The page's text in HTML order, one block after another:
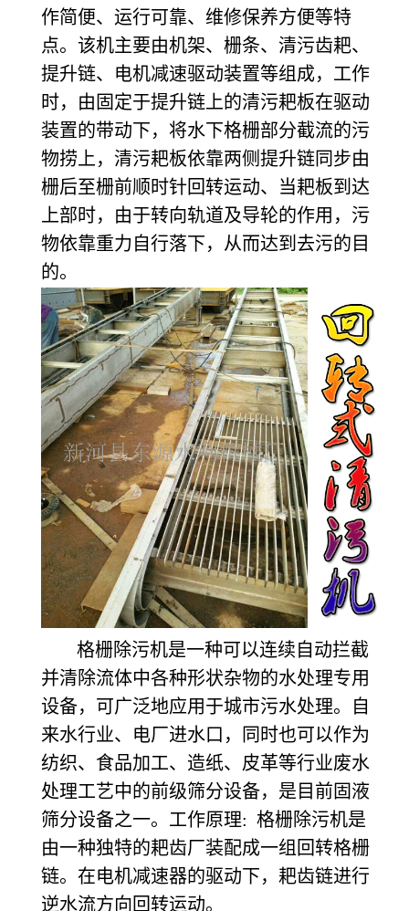
作简便、运行可靠、维修保养方便等特
点。 该机主要由机架、栅条、清污齿耙、
提升链、电机减速驱动装置等组成，工作
时，由固定于提升链上的清污耙板在驱动
装置的带动下，将水下格栅部分截流的污
物捞上，清污耙板依靠两侧提升链同步由
栅后至栅前顺时针回转运动、当耙板到达
上部时，由于转向轨道及导轮的作用，污
物依靠重力自行落下，从而达到去污的目
的。
格栅除污机是一种可以连续自动拦截
并清除流体中各种形状杂物的水处理专用
设备，可广泛地应用于城市污水处理。自
来水行业、电厂进水口，同时也可以作为
纺织、食品加工、造纸、皮革等行业废水
处理工艺中的前级筛分设备，是目前固液
筛分设备之一。 工作原理: 格栅除污机是
由一种独特的耙齿厂装配成一组回转格栅
链。在电机减速器的驱动下，耙齿链进行
逆水流方向回转运动。